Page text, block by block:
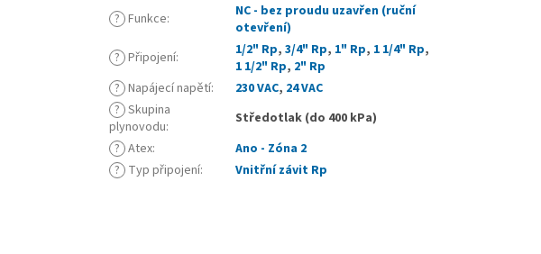
? Funkce:
NC - bez proudu uzavřen (ruční
otevření)
? Připojení: 1/2" Rp,3/4" Rp, 1" Rp, 1 1/4" Rp,
1 1/2" Rp, 2" Rp
? Napájecí napětí: 230 VAC, 24 VAC
? Skupina
plynovodu:
Středotlak (do 400 kPa)
? Atex:
Ano - Zóna 2
? Typ připojení: Vnitřní závit Rp